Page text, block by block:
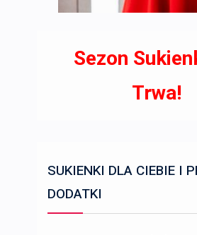
Sezon
Trwa!
SUKIENKI DLA CIEBIE I
DODATKI